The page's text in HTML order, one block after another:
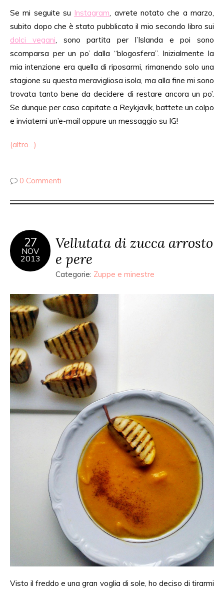
Se mi seguite su Instagram, avrete notato che a marzo,
subito dopo che è stato pubblicato il mio secondo libro sui
dolci vegani, sono partita per l’Islanda e poi sono
scomparsa per un po’ dalla “blogosfera”. Inizialmente la
mia intenzione era quella di riposarmi, rimanendo solo una
stagione su questa meravigliosa isola, ma alla fine mi sono
trovata tanto bene da decidere di restare ancora un po’.
Se dunque per caso capitate a Reykjavík, battete un colpo
e inviatemi un’e-mail oppure un messaggio su IG!
(altro…)
0 Commenti
27
NOV
2013
Vellutata di zucca arrosto
e pere
Categorie: Zuppe e minestre
Visto il freddo e una gran voglia di sole, ho deciso di tirarmi